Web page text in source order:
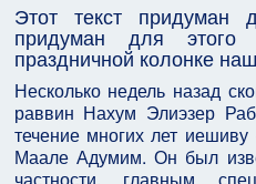
Этот текст
придуман для этого
праздничной колонке
Несколько недель назад
раввин Нахум Элиэзер
течение многих лет
Маале Адумим. Он был